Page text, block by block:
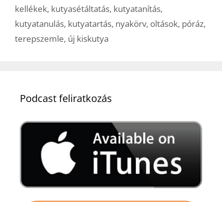
kellékek, kutyasétáltatás, kutyatanítás,
kutyatanulás, kutyatartás, nyakörv, oltások, póráz,
terepszemle, új kiskutya
Podcast feliratkozás